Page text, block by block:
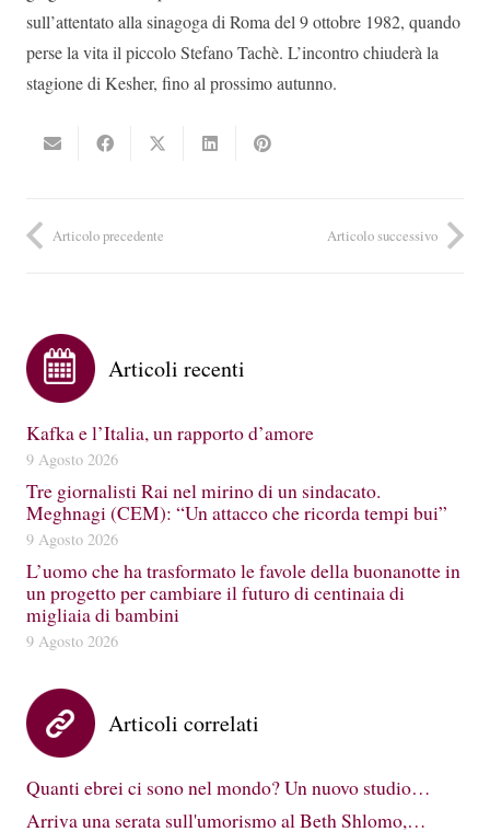
sull’attentato alla sinagoga di Roma del 9 ottobre 1982, quando
perse la vita il piccolo Stefano Tachè. L’incontro chiuderà la
stagione di Kesher, fino al prossimo autunno.
Articolo precedente Articolo successivo
Articoli recenti
Kafka e l’Italia, un rapporto d’amore
9 Agosto 2026
Tre giornalisti Rai nel mirino di un sindacato.
Meghnagi (CEM): “Un attacco che ricorda tempi bui”
9 Agosto 2026
L’uomo che ha trasformato le favole della buonanotte in
un progetto per cambiare il futuro di centinaia di
migliaia di bambini
9 Agosto 2026
Articoli correlati
Quanti ebrei ci sono nel mondo? Un nuovo studio…
Arriva una serata sull'umorismo al Beth Shlomo,…